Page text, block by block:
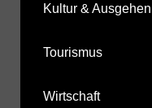
Kultur & Ausgehen
Tourismus
Wirtschaft